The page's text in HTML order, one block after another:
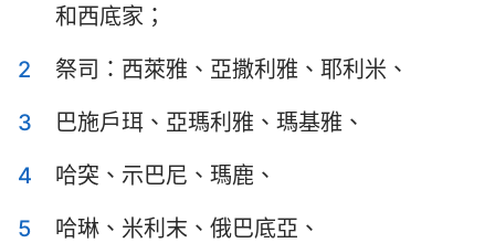
以斯拉記
以斯帖記 約伯記
詩篇 箴言
傳道書 雅歌
以賽亞書 耶利米書
和西底家；
2
祭司：西萊雅、亞撒利雅、耶利米、
3
巴施戶珥、亞瑪利雅、瑪基雅、
4
哈突、示巴尼、瑪鹿、
5
哈琳、米利末、俄巴底亞、